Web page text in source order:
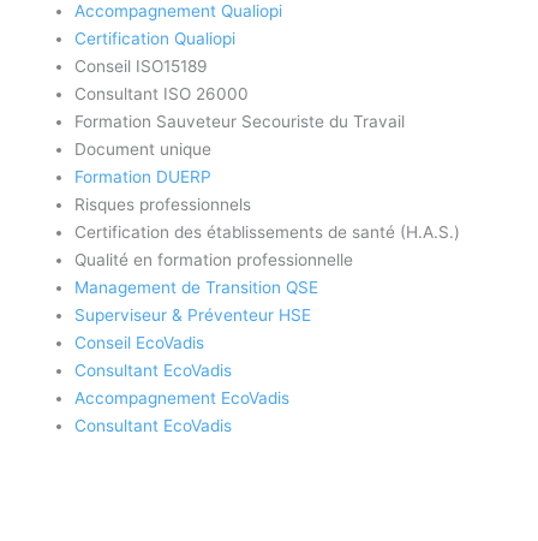
Accompagnement Qualiopi
Certification Qualiopi
Conseil ISO15189
Consultant ISO 26000
Formation Sauveteur Secouriste du Travail
Document unique
Formation DUERP
Risques professionnels
Certification des établissements de santé (H.A.S.)
Qualité en formation professionnelle
Management de Transition QSE
Superviseur & Préventeur HSE
Conseil EcoVadis
Consultant EcoVadis
Accompagnement EcoVadis
Consultant EcoVadis